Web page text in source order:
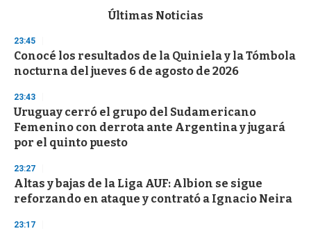
d
s
o
f
3
s
e
c
o
d
s
Últimas Noticias
23:45
Conocé los resultados de la Quiniela y la Tómbola
nocturna del jueves 6 de agosto de 2026
23:43
Uruguay cerró el grupo del Sudamericano
Femenino con derrota ante Argentina y jugará
por el quinto puesto
23:27
Altas y bajas de la Liga AUF: Albion se sigue
reforzando en ataque y contrató a Ignacio Neira
23:17